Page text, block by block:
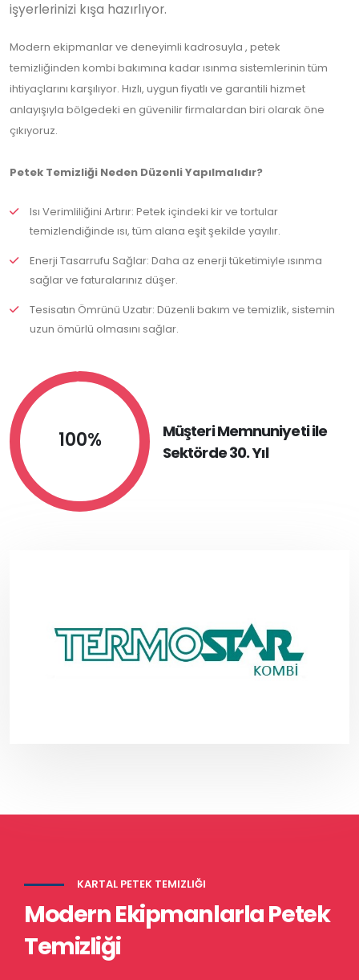
işyerlerinizi kışa hazırlıyor.
Modern ekipmanlar ve deneyimli kadrosuyla , petek
temizliğinden kombi bakımına kadar ısınma sistemlerinin tüm
ihtiyaçlarını karşılıyor. Hızlı, uygun fiyatlı ve garantili hizmet
anlayışıyla bölgedeki en güvenilir firmalardan biri olarak öne
çıkıyoruz.
Petek Temizliği Neden Düzenli Yapılmalıdır?
Isı Verimliliğini Artırır: Petek içindeki kir ve tortular
temizlendiğinde ısı, tüm alana eşit şekilde yayılır.
Enerji Tasarrufu Sağlar: Daha az enerji tüketimiyle ısınma
sağlar ve faturalarınız düşer.
Tesisatın Ömrünü Uzatır: Düzenli bakım ve temizlik, sistemin
uzun ömürlü olmasını sağlar.
100%
Müşteri Memnuniyeti ile
Sektörde 30. Yıl
KARTAL PETEK TEMIZLIĞI
Modern Ekipmanlarla Petek
Temizliği